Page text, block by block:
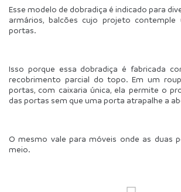
Esse modelo de dobradiça é indicado para
armários, balcões cujo projeto contemple
portas.
Isso porque essa dobradiça é fabricada
recobrimento parcial do topo. Em um
portas, com caixaria única, ela permite o
das portas sem que uma porta atrapalhe a
O mesmo vale para móveis onde as duas
meio.